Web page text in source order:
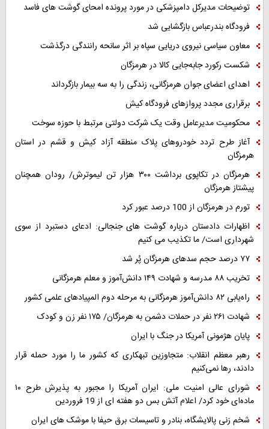
توضیحات مدیرکل دامپزشکی در مورد پرونده امحای گوشت های فاسد
فرودگاه بندرعباس بازگشایی شد
معاون سیاسی نیروی دریایی سپاه بر اثر سانحه رانندگی درگذشت
شکست رکورد جابه‌جایی کالا در هرمزگان
اهدای اعضای جوان هرمزگانی، زندگی را به سه بیمار بازگرداند
برقراری مجدد پروازهای فرودگاه کیش
محکومیت مدیرعامل وقت یک شرکت دولتی مرتبط با حوزه سوخت
آغاز طرح تردد خودروهای پلاک منطقه آزاد کیش و قشم در استان
هرمزگان
هرمزگان در تکاپوی برداشت ۳۰۰ هزار تن لیموترش/ رودان همچنان
پیشتاز هرمزگان
تورم در هرمزگان از 100 درصد عبور کرد
اظهارات دادستان درباره گوشت های جنجالی: ادعای دستبرد از سوی
شهرداری است/ ما تکذیب می کنیم
۷۷ درصد حجم سدهای هرمزگان پُر شد
تخریب ۸۸ مدرسه و شهادت ۱۴۹ دانش‌آموز و معلم هرمزگانی
راه‌یابی ۸۲ دانش‌آموز هرمزگانی به مرحله دوم المپیادهای علمی کشور
شهادت ۲۶۱ نفر در حملات دشمن به هرمزگان/ ۱۷۵ نفر زن و کودک
پایان هژمونی آمریکا در جنگ با ایران
رهبر معظم انقلاب: متجاوزین تبهکاری که کشور ما را مورد حمله قرار
دادند، رها نمی‌کنیم
شورای عالی امنیت ملی: ایران آمریکا را مجبور به پذیرش طرح ۱۰
ماده‌ای خود کرد/ اعلام آتش بس دو هفته ای از 19 فروردین
شخم زنی پالایشگاه، بنادر و تاسیسات برق حیفا با موشک های ایران